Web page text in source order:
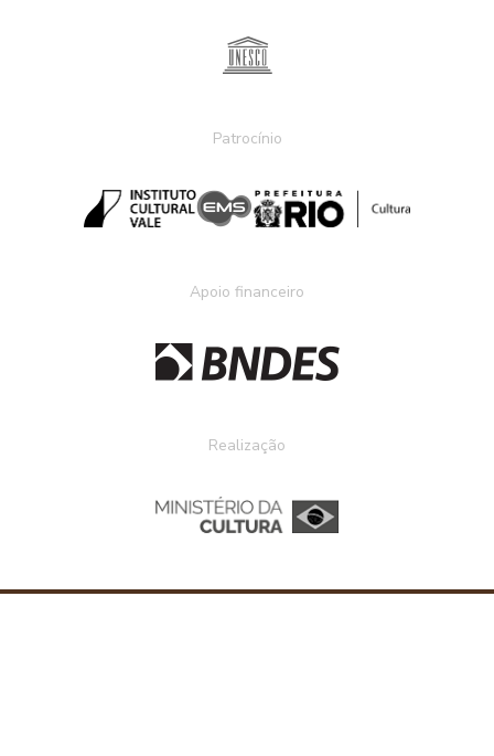
Patrocínio
Apoio financeiro
Realização